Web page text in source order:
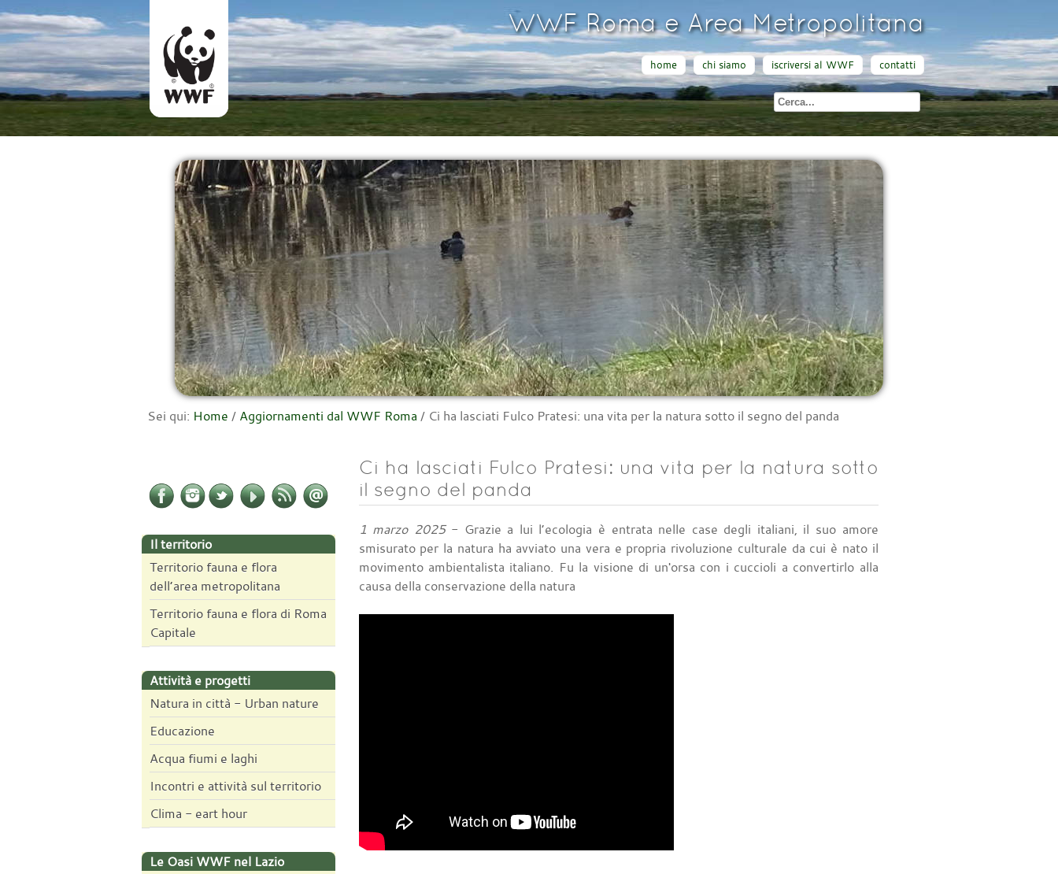
WWF Roma e Area Metropolitana
home chi siamo iscriversi al WWF contatti
Sei qui: Home / Aggiornamenti dal WWF Roma / Ci ha lasciati Fulco Pratesi: una vita per la natura sotto il segno del panda
Il territorio
Territorio fauna e flora
dell’area metropolitana
Territorio fauna e flora di Roma
Capitale
Attività e progetti
Natura in città - Urban nature
Educazione
Acqua fiumi e laghi
Incontri e attività sul territorio
Clima - eart hour
Le Oasi WWF nel Lazio
Ci ha lasciati Fulco Pratesi: una vita per la natura sotto
il segno del panda
1 marzo 2025- Grazie a lui l’ecologia è entrata nelle case degli italiani, il suo amore
smisurato per la natura ha avviato una vera e propria rivoluzione culturale da cui è nato il
movimento ambientalista italiano. Fu la visione di un'orsa con i cuccioli a convertirlo alla
causa della conservazione della natura